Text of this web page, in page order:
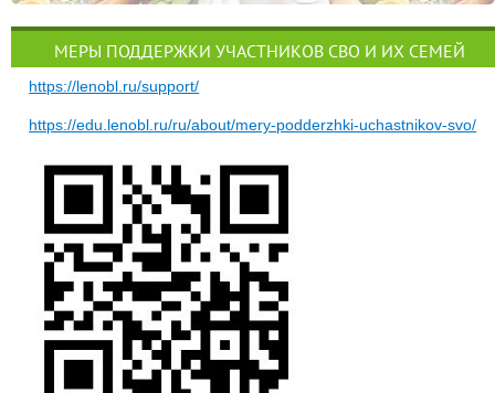
МЕРЫ ПОДДЕРЖКИ УЧАСТНИКОВ СВО И ИХ СЕМЕЙ
https://lenobl.ru/support/
https://edu.lenobl.ru/ru/about/mery-podderzhki-uchastnikov-svo/